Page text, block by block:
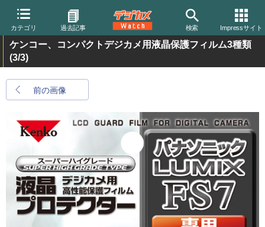
カテゴリ 過去記事 検索 Impressサイト
ケンコー、コンパクトデジカメ用液晶保護フィルム3種類
(3/3)
前の画像